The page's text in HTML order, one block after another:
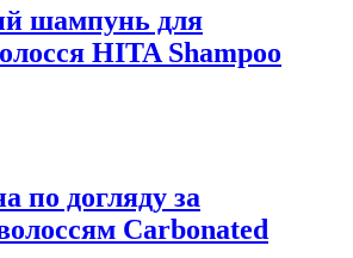
шампунь для
HITA Shampoo
по догляду за
Carbonated